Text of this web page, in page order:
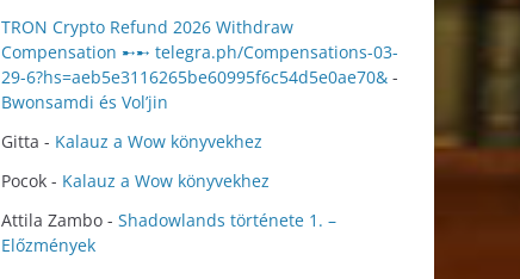
TRON Crypto Refund 2026 Withdraw
Compensation ➸➸ telegra.ph/Compensations-03-
29-6?hs=aeb5e3116265be60995f6c54d5e0ae70& -
Bwonsamdi és Vol’jin
Gitta - Kalauz a Wow könyvekhez
Pocok - Kalauz a Wow könyvekhez
Attila Zambo - Shadowlands története 1. –
Előzmények